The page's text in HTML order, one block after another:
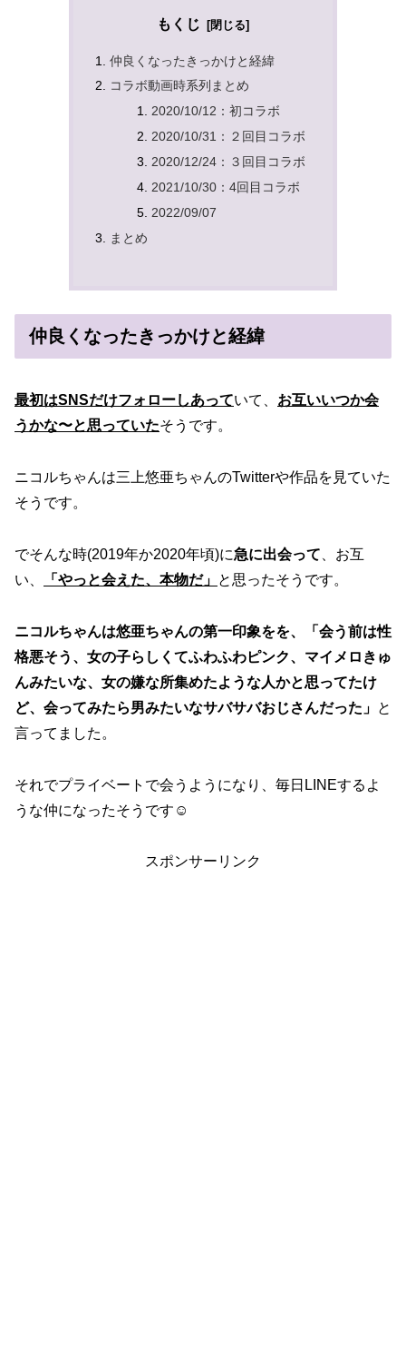
もくじ
仲良くなったきっかけと経緯
コラボ動画時系列まとめ
2020/10/12：初コラボ
2020/10/31：２回目コラボ
2020/12/24：３回目コラボ
2021/10/30：4回目コラボ
2022/09/07
まとめ
仲良くなったきっかけと経緯
最初はSNSだけフォローしあっていて、 お互いいつか会
うかな〜と思っていたそうです。
ニコルちゃんは三上悠亜ちゃんのTwitterや作品を見ていた
そうです。
でそんな時(2019年か2020年頃)に急に出会って 、お互
い、
「やっと会えた、本物だ」 と思ったそうです。
ニコルちゃんは悠亜ちゃんの第一印象をを、「会う前は性
格悪そう、女の子らしくてふわふわピンク、マイメロきゅ
んみたいな、女の嫌な所集めたような人かと思ってたけ
ど、会ってみたら男みたいなサバサバおじさんだった」 と
言ってました。
それでプライベートで会うようになり、毎日LINEするよ
うな仲になったそうです☺️
スポンサーリンク